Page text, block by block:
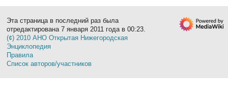
Эта страница в последний раз была
отредактирована 7 января 2011 года в 00:23.
(¢) 2010 АНО Открытая Нижегородская
Энциклопедия
Правила
Список авторов/участников